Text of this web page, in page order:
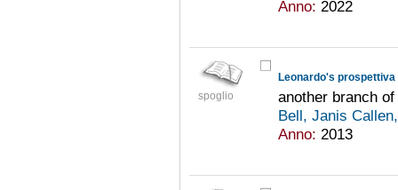
Anno: 2022
spoglio
Leonardo's prospettiva
another branch
Bell, Janis
Anno: 2013